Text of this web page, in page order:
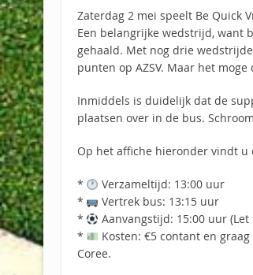
Zaterdag 2 mei speelt Be Quick
Een belangrijke wedstrijd, want
gehaald. Met nog drie
punten op AZSV. Maar het
Inmiddels is duidelijk dat de
plaatsen over in de bus.
Op het affiche hieronder vindt u
*
Verzameltijd: 13:00 uur
*
Vertrek bus: 13:15 uur
*
Aanvangstijd: 15:00 uur
*
Kosten: €5 contant en
Coree.